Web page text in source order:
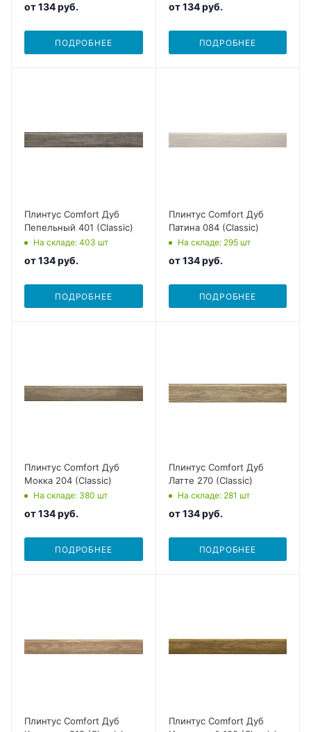
от134 руб.
ПОДРОБНЕЕ
от134 руб.
ПОДРОБНЕЕ
Плинтус Comfort Дуб
Пепельный 401 (Classic)
На складе: 403 шт
от134 руб.
ПОДРОБНЕЕ
Плинтус Comfort Дуб
Патина 084 (Classic)
На складе: 295 шт
от134 руб.
ПОДРОБНЕЕ
Плинтус Comfort Дуб
Мокка 204 (Classic)
На складе: 380 шт
от134 руб.
ПОДРОБНЕЕ
Плинтус Comfort Дуб
Латте 270 (Classic)
На складе: 281 шт
от134 руб.
ПОДРОБНЕЕ
Плинтус Comfort Дуб
Плинтус Comfort Дуб